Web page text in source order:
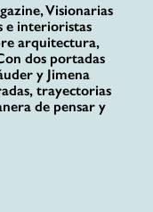
Visionarias
e interioristas
arquitectura,
dos portadas
y Jimena
trayectorias
de pensar y